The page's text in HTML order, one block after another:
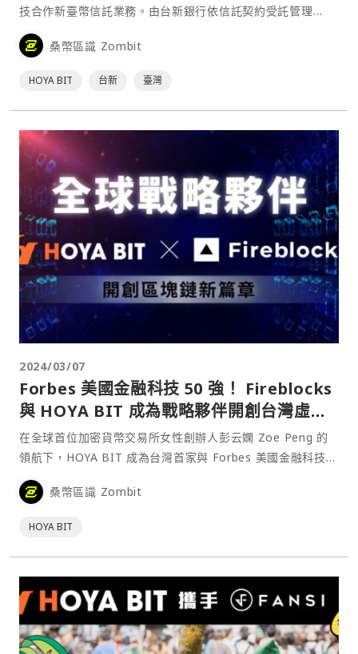
技合作新臺幣信託業務。由台新銀行依信託契約受託管理
HOYA BIT 禾亞數位科技用戶的法定貨幣資金。
桑幣區識 Zombit
HOYA BIT 台新 臺灣
2024/03/07
Forbes 美國金融科技 50 強！ Fireblocks
與 HOYA BIT 成為戰略夥伴開創台灣虛擬
資產交易安全新紀元
在全球首位加密貨幣交易所女性創辦人彭云嫻 Zoe Peng 的
領航下，HOYA BIT 成為台灣首家與 Forbes 美國金融科技
50 強的數位錢包服務商 Fireblocks 合作的虛擬資產交易所。
此合作將為 HOYA BIT 用戶提供更好的虛擬資產交易體驗與
桑幣區識 Zombit
HOYA BIT